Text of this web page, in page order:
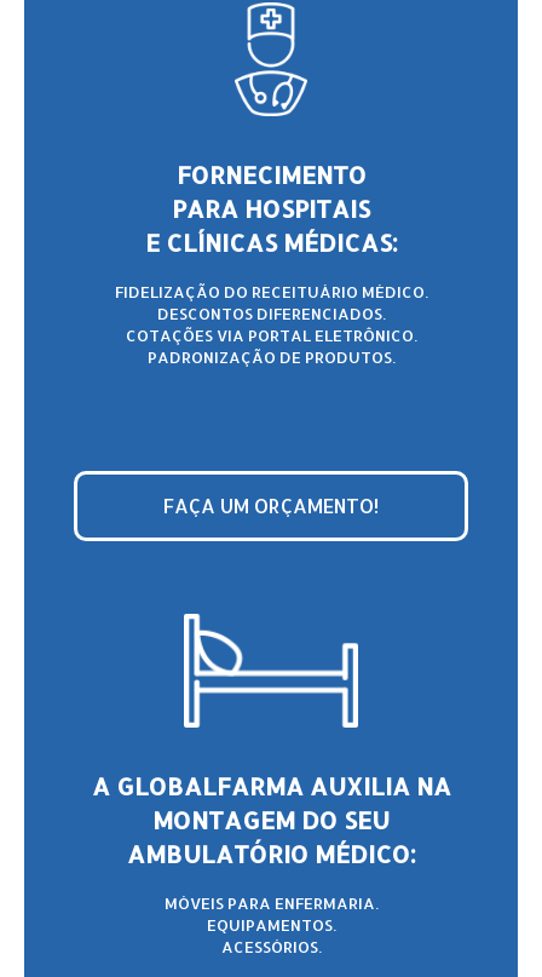
FORNECIMENTO
PARA HOSPITAIS
E CLÍNICAS MÉDICAS:
FIDELIZAÇÃO DO RECEITUÁRIO MÉDICO.
DESCONTOS DIFERENCIADOS.
COTAÇÕES VIA PORTAL ELETRÔNICO.
PADRONIZAÇÃO DE PRODUTOS.
FAÇA UM ORÇAMENTO!
A GLOBALFARMA AUXILIA NA
MONTAGEM DO SEU
AMBULATÓRIO MÉDICO:
MÓVEIS PARA ENFERMARIA.
EQUIPAMENTOS.
ACESSÓRIOS.